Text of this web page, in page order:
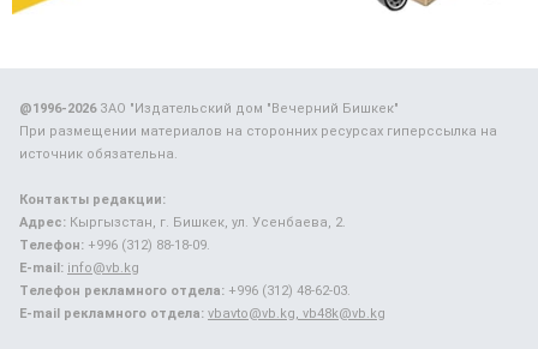
@1996-2026ЗАО "Издательский дом "Вечерний Бишкек"
При размещении материалов на сторонних ресурсах гиперссылка на
источник обязательна.
Контакты редакции:
Адрес: Кыргызстан, г. Бишкек, ул. Усенбаева, 2.
Телефон: +996 (312) 88-18-09.
E-mail: info@vb.kg
Телефон рекламного отдела: +996 (312) 48-62-03.
E-mail рекламного отдела: vbavto@vb.kg, vb48k@vb.kg